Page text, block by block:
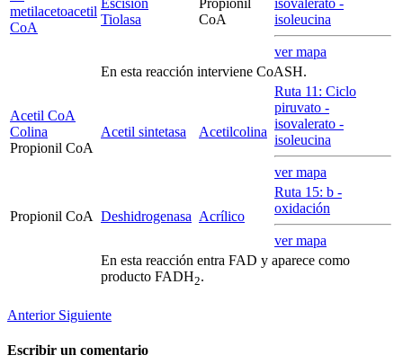
metilacetoacetil
CoA
Escisión
Tiolasa
Propionil
CoA
isovalerato -
isoleucina
ver mapa
En esta reacción interviene CoASH.
Acetil CoA
Colina
Propionil CoA
Acetil sintetasa Acetilcolina
Ruta 11: Ciclo
piruvato -
isovalerato -
isoleucina
ver mapa
Propionil CoA Deshidrogenasa Acrílico
Ruta 15: b -
oxidación
ver mapa
En esta reacción entra FAD y aparece como
producto FADH2.
Anterior Siguiente
Escribir un comentario